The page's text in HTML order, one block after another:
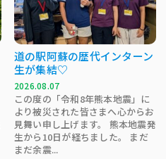
道の駅阿蘇の歴代インターン
生が集結♡
2026.08.07
この度の「令和8年熊本地震」に
より被災された皆さまへ心からお
見舞い申し上げます。 熊本地震発
生から10日が経ちました。 まだ
まだ余震...